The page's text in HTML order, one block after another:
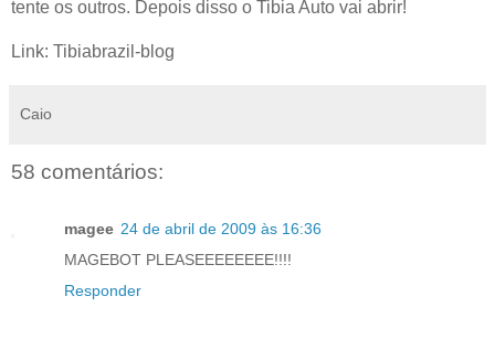
tente os outros. Depois disso o Tibia Auto vai abrir!
Link: Tibiabrazil-blog
Caio
58 comentários:
magee 24 de abril de 2009 às 16:36
MAGEBOT PLEASEEEEEEEE!!!!
Responder